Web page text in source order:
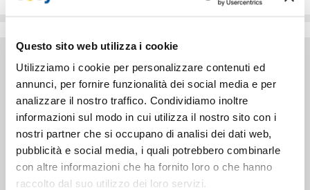
Questo sito web utilizza i cookie
Utilizziamo i cookie per personalizzare contenuti ed
annunci, per fornire funzionalità dei social media e per
analizzare il nostro traffico. Condividiamo inoltre
informazioni sul modo in cui utilizza il nostro sito con i
nostri partner che si occupano di analisi dei dati web,
pubblicità e social media, i quali potrebbero combinarle
con altre informazioni che ha fornito loro o che hanno
raccolto dal suo utilizzo dei loro servizi.